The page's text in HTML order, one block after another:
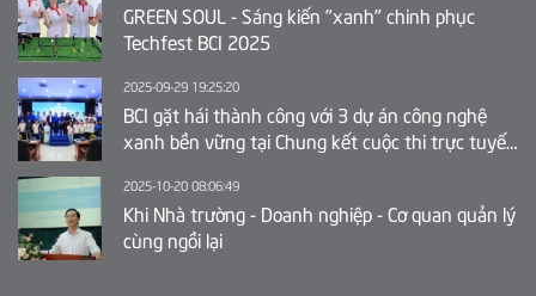
GREEN SOUL - Sáng kiến "xanh" chinh phục
Techfest BCI 2025
2025-09-29 19:25:20
BCI gặt hái thành công với 3 dự án công nghệ
xanh bền vững tại Chung kết cuộc thi trực tuyến
2025-10-20 08:06:49
Khi Nhà trường - Doanh nghiệp - Cơ quan quản lý
cùng ngồi lại